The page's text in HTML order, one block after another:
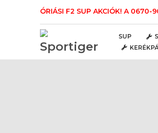
ÓRIÁSI F2 SUP AKCIÓK! A
SUP